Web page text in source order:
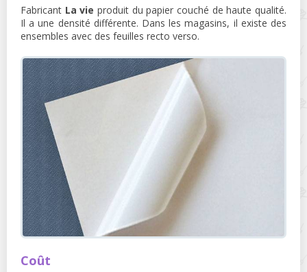
Fabricant La vieproduit du papier couché de haute qualité.
Il a une densité différente. Dans les magasins, il existe des
ensembles avec des feuilles recto verso.
Coût